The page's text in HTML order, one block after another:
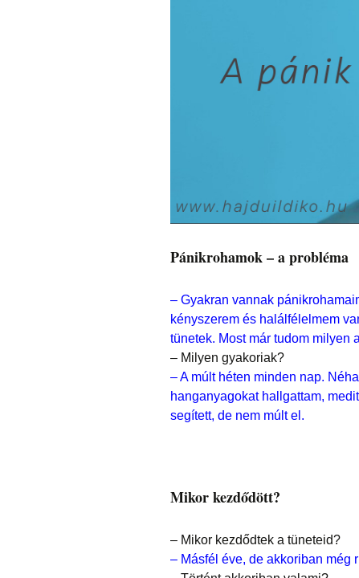
Pánikrohamok – a probléma
– Gyakran vannak
kényszerem és halálfélelmem
tünetek. Most már tudom milyen
– Milyen gyakoriak?
– A múlt héten minden nap.
hanganyagokat hallgattam,
segített, de nem múlt el.
Mikor kezdődött?
– Mikor kezdődtek a tüneteid?
– Másfél éve, de akkoriban még